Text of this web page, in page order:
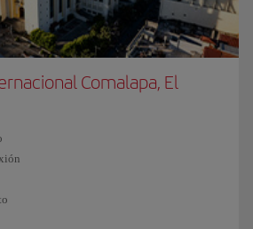
Comalapa, El